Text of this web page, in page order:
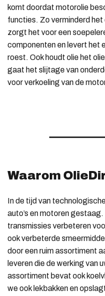
komt doordat motorolie
functies. Zo verminderd het
zorgt het voor een
componenten en levert het
roest. Ook houdt olie het
gaat het slijtage van
voor verkoeling van de
Waarom
In de tijd van
auto’s en motoren
transmissies verbeteren
ook verbeterde
door een ruim assortiment
leveren die de werking van
assortiment bevat ook
we ook lekbakken en